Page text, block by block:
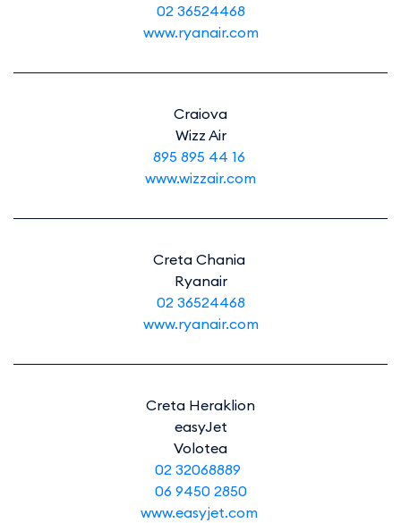
02 36524468
www.ryanair.com
Craiova
Wizz Air
895 895 44 16
www.wizzair.com
Creta Chania
Ryanair
02 36524468
www.ryanair.com
Creta Heraklion
easyJet
Volotea
02 32068889
06 9450 2850
www.easyjet.com